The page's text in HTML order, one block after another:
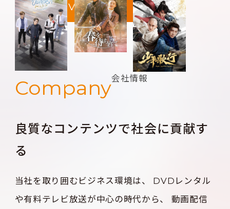
View more
Company会社情報
良質なコンテンツで社会に貢献す
る
当社を取り囲むビジネス環境は、
DVDレンタル
や有料テレビ放送が中心の時代から、
動画配信